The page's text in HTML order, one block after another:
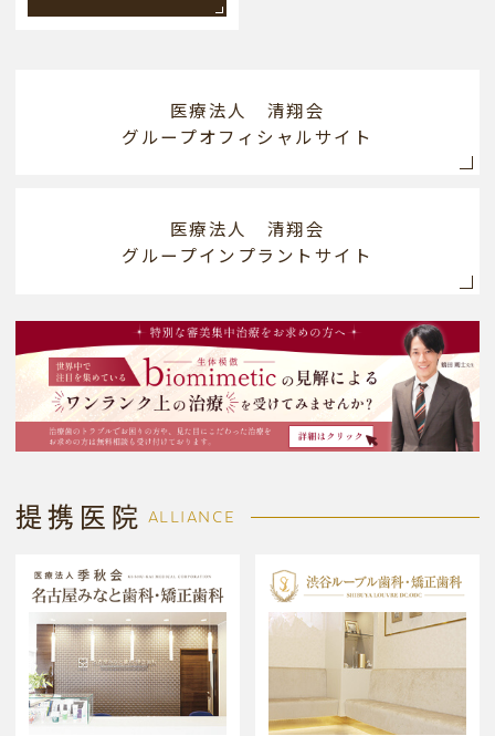
医療法人 清翔会
グループオフィシャルサイト
医療法人 清翔会
グループインプラントサイト
提携医院 ALLIANCE